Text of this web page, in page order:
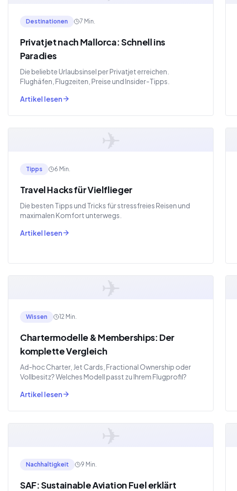
Destinationen 7 Min.
Privatjet nach Mallorca: Schnell ins
Paradies
Die beliebte Urlaubsinsel per Privatjet erreichen.
Flughäfen, Flugzeiten, Preise und Insider-Tipps.
Artikel lesen
✈
Tipps 6 Min.
Travel Hacks für Vielflieger
Die besten Tipps und Tricks für stressfreies Reisen und
maximalen Komfort unterwegs.
Artikel lesen
✈
Wissen 12 Min.
Chartermodelle & Memberships: Der
komplette Vergleich
Ad-hoc Charter, Jet Cards, Fractional Ownership oder
Vollbesitz? Welches Modell passt zu Ihrem Flugprofil?
Artikel lesen
✈
Nachhaltigkeit 9 Min.
SAF: Sustainable Aviation Fuel erklärt